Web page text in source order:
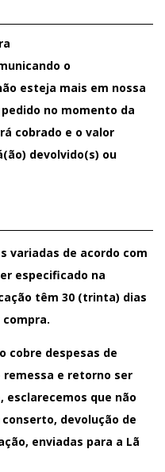
o
esteja mais em nossa
no momento da
cobrado e o valor
devolvido(s) ou
variadas de acordo com
especificado na
têm 30 (trinta) dias
cobre despesas de
e retorno ser
que não
devolução de
enviadas para a Lã